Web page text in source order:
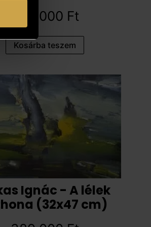
487 000 Ft
Kosárba teszem
Ignác - A lélek
(32x47 cm)